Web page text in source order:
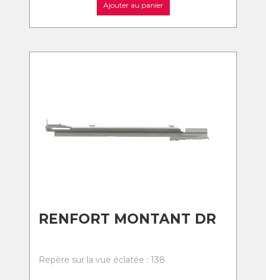
Ajouter au panier
RENFORT MONTANT DR
Repère sur la vue éclatée : 138